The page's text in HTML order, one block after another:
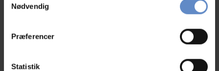
tilbage eller ændre indstillinger fra vores
"Cookiedeklaration", eller ved at trykke på "Privacy
Indsamle præcise oplysninger om din placering,
Nødvendig
Præferencer
Statistik